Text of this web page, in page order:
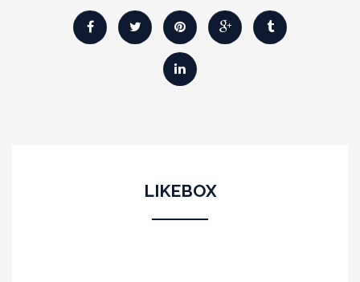
LIKEBOX